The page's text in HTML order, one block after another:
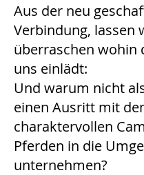
Aus der neu
Verbindung, lassen
überraschen wohin
uns einlädt:
Und warum nicht
einen Ausritt mit
charaktervollen
Pferden in die
unternehmen?